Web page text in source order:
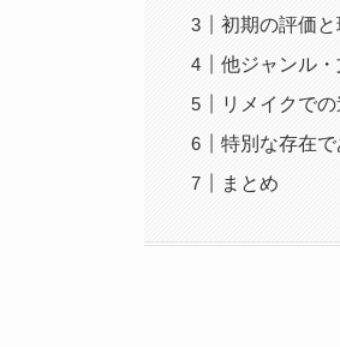
初期の評価
他ジャンル
リメイクで
特別な存在
まとめ